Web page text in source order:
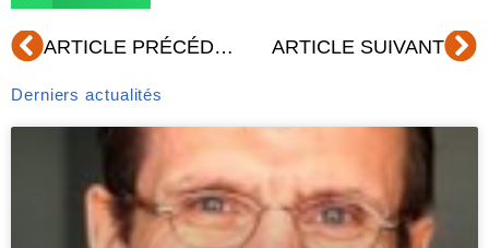
Précédent ARTICLE PRÉCÉDENT ARTICLE SUIVANT
Derniers actualités